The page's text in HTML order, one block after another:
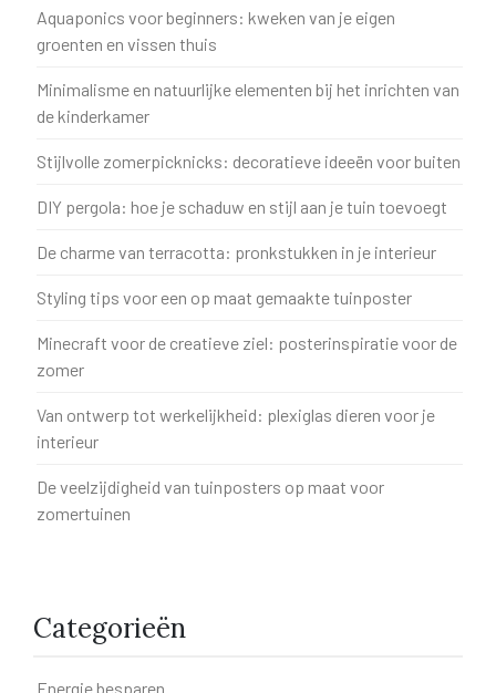
Aquaponics voor beginners: kweken van je eigen
groenten en vissen thuis
Minimalisme en natuurlijke elementen bij het inrichten van
de kinderkamer
Stijlvolle zomerpicknicks: decoratieve ideeën voor buiten
DIY pergola: hoe je schaduw en stijl aan je tuin toevoegt
De charme van terracotta: pronkstukken in je interieur
Styling tips voor een op maat gemaakte tuinposter
Minecraft voor de creatieve ziel: posterinspiratie voor de
zomer
Van ontwerp tot werkelijkheid: plexiglas dieren voor je
interieur
De veelzijdigheid van tuinposters op maat voor
zomertuinen
Categorieën
Energie besparen